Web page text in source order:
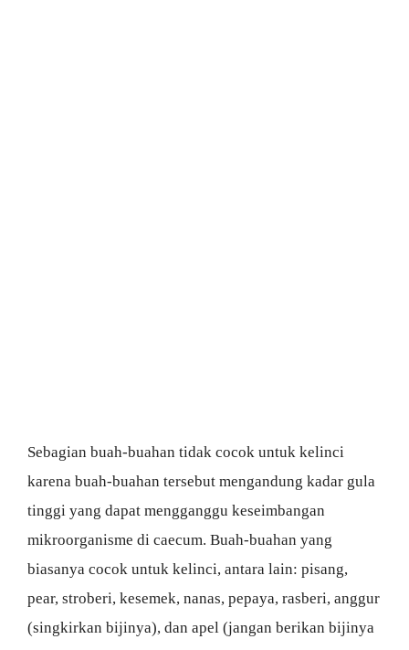
Sebagian buah-buahan tidak cocok untuk kelinci
karena buah-buahan tersebut mengandung kadar gula
tinggi yang dapat mengganggu keseimbangan
mikroorganisme di caecum. Buah-buahan yang
biasanya cocok untuk kelinci, antara lain: pisang,
pear, stroberi, kesemek, nanas, pepaya, rasberi, anggur
(singkirkan bijinya), dan apel (jangan berikan bijinya